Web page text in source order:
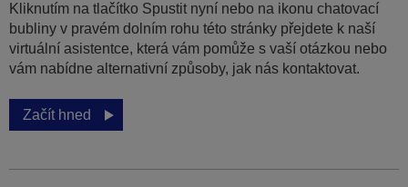
Kliknutím na tlačítko Spustit nyní nebo na ikonu chatovací
bubliny v pravém dolním rohu této stránky přejdete k naší
virtuální asistentce, která vám pomůže s vaší otázkou nebo
vám nabídne alternativní způsoby, jak nás kontaktovat.
Začít hned